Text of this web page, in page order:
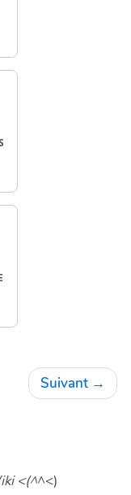
Suivant →
<(^^<)